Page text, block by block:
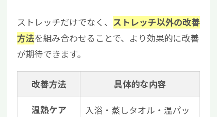
ストレッチだけでなく、 ストレッチ以外の改善
方法を組み合わせることで、より効果的に改善
が期待できます。
改善方法 具体的な内容
温熱ケア
入浴・蒸しタオル・温パッ